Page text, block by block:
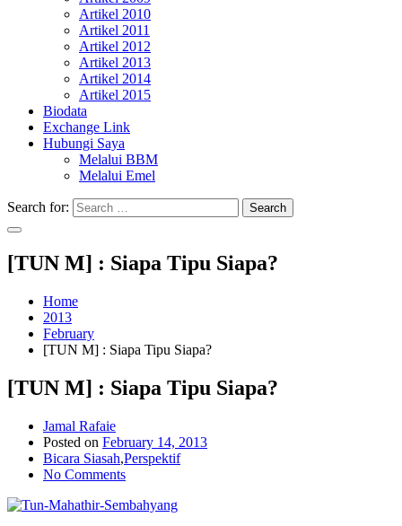
Pemikiran
Artikel 2010
Artikel 2011
Artikel 2012
Artikel 2013
Artikel 2014
Artikel 2015
Biodata
Exchange Link
Hubungi Saya
Melalui BBM
Melalui Emel
Search for: Search
[TUN M] : Siapa Tipu Siapa?
Home
2013
February
[TUN M] : Siapa Tipu Siapa?
[TUN M] : Siapa Tipu Siapa?
Jamal Rafaie
Posted on February 14, 2013
Bicara Siasah,Perspektif
No Comments